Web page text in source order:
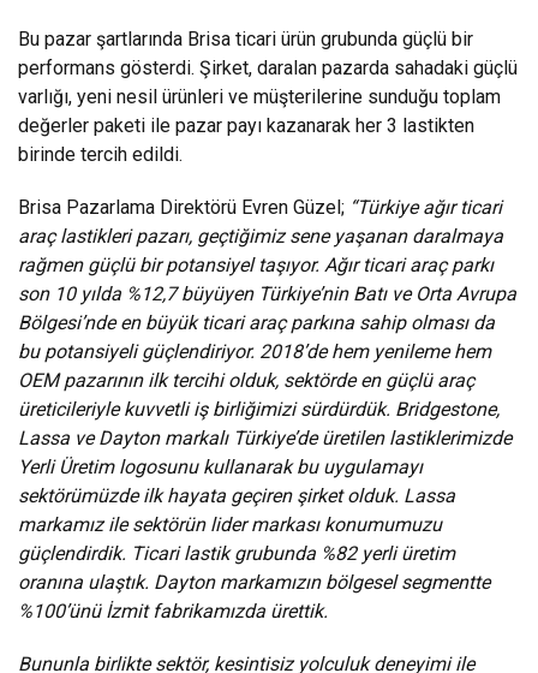
Bu pazar şartlarında Brisa ticari ürün grubunda güçlü bir
performans gösterdi. Şirket, daralan pazarda sahadaki güçlü
varlığı, yeni nesil ürünleri ve müşterilerine sunduğu toplam
değerler paketi ile pazar payı kazanarak her 3 lastikten
birinde tercih edildi.
Brisa Pazarlama Direktörü Evren Güzel; “Türkiye ağır ticari
araç lastikleri pazarı, geçtiğimiz sene yaşanan daralmaya
rağmen güçlü bir potansiyel taşıyor. Ağır ticari araç parkı
son 10 yılda %12,7 büyüyen Türkiye’nin Batı ve Orta Avrupa
Bölgesi’nde en büyük ticari araç parkına sahip olması da
bu potansiyeli güçlendiriyor. 2018’de hem yenileme hem
OEM pazarının ilk tercihi olduk, sektörde en güçlü araç
üreticileriyle kuvvetli iş birliğimizi sürdürdük. Bridgestone,
Lassa ve Dayton markalı Türkiye’de üretilen lastiklerimizde
Yerli Üretim logosunu kullanarak bu uygulamayı
sektörümüzde ilk hayata geçiren şirket olduk. Lassa
markamız ile sektörün lider markası konumumuzu
güçlendirdik. Ticari lastik grubunda %82 yerli üretim
oranına ulaştık. Dayton markamızın bölgesel segmentte
%100’ünü İzmit fabrikamızda ürettik.
Bununla birlikte sektör, kesintisiz yolculuk deneyimi ile